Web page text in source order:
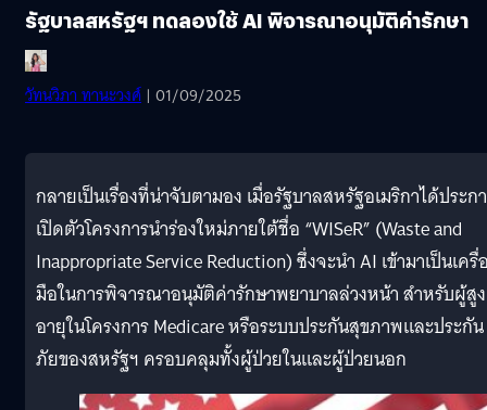
รัฐบาลสหรัฐฯ ทดลองใช้ AI พิจารณาอนุมัติค่ารักษา
วัทนวิภา ทานะวงศ์ | 01/09/2025
กลายเป็นเรื่องที่น่าจับตามอง เมื่อรัฐบาลสหรัฐอเมริกาได้ประก
เปิดตัวโครงการนำร่องใหม่ภายใต้ชื่อ “WISeR” (Waste and
Inappropriate Service Reduction) ซึ่งจะนำ AI เข้ามาเป็นเครื่
มือในการพิจารณาอนุมัติค่ารักษาพยาบาลล่วงหน้า สำหรับผู้สูง
อายุในโครงการ Medicare หรือระบบประกันสุขภาพและประกัน
ภัยของสหรัฐฯ ครอบคลุมทั้งผู้ป่วยในและผู้ป่วยนอก